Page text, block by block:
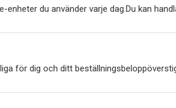
du använder varje dag.Du kan
för dig och ditt